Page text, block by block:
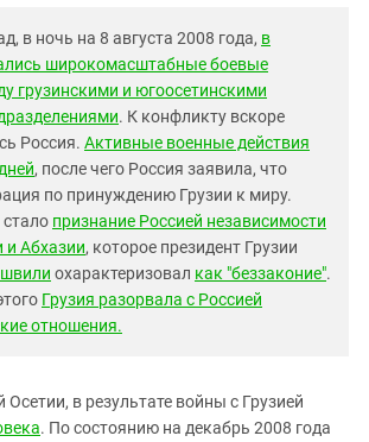
в ночь на 8 августа 2008 года, в
широкомасштабные боевые
грузинскими и югоосетинскими
. К конфликту вскоре
Россия. Активные военные действия
, после чего Россия заявила, что
по принуждению Грузии к миру.
признание Россией независимости
Абхазии, которое президент Грузии
охарактеризовал как "беззаконие".
Грузия разорвала с Россией
отношения.
в результате войны с Грузией
. По состоянию на декабрь 2008 года